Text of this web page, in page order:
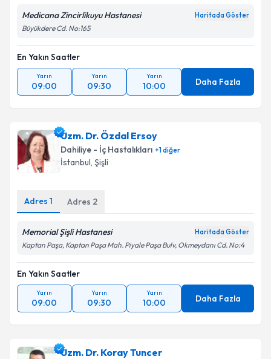
Medicana Zincirlikuyu Hastanesi Haritada Göster
Büyükdere Cd. No:165
En Yakın Saatler
Yarın
09:00
Yarın
09:30
Yarın
10:00 Daha Fazla
Uzm. Dr. Özdal Ersoy
Dahiliye - İç Hastalıkları +1diğer
İstanbul, Şişli
Adres 1 Adres 2
Memorial Şişli Hastanesi Haritada Göster
Kaptan Paşa, Kaptan Paşa Mah. Piyale Paşa Bulv, Okmeydanı Cd. No:4
En Yakın Saatler
Yarın
09:00
Yarın
09:30
Yarın
10:00 Daha Fazla
Uzm. Dr. Koray Tuncer